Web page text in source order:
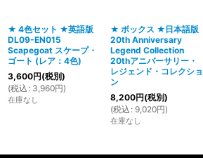
★ 4色セット ★英語版
DL09-EN015
Scapegoat スケープ・
ゴート (レア：4色)
3,600円(税別)
(税込 : 3,960円)
在庫なし
★ ボックス ★日本語版
20th Anniversary
Legend Collection
20thアニバーサリー・
レジェンド・コレクショ
ン
8,200円(税別)
(税込 : 9,020円)
在庫なし